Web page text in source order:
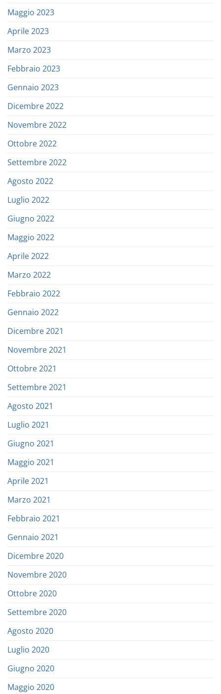
Maggio 2023
Aprile 2023
Marzo 2023
Febbraio 2023
Gennaio 2023
Dicembre 2022
Novembre 2022
Ottobre 2022
Settembre 2022
Agosto 2022
Luglio 2022
Giugno 2022
Maggio 2022
Aprile 2022
Marzo 2022
Febbraio 2022
Gennaio 2022
Dicembre 2021
Novembre 2021
Ottobre 2021
Settembre 2021
Agosto 2021
Luglio 2021
Giugno 2021
Maggio 2021
Aprile 2021
Marzo 2021
Febbraio 2021
Gennaio 2021
Dicembre 2020
Novembre 2020
Ottobre 2020
Settembre 2020
Agosto 2020
Luglio 2020
Giugno 2020
Maggio 2020